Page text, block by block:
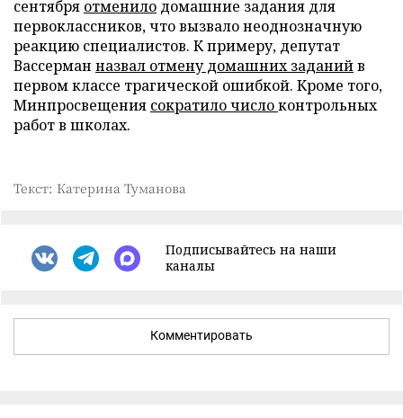
сентября отменило домашние задания для
первоклассников, что вызвало неоднозначную
реакцию специалистов. К примеру, депутат
Вассерман назвал отмену домашних заданийв
первом классе трагической ошибкой. Кроме того,
Минпросвещения сократило числоконтрольных
работ в школах.
Текст: Катерина Туманова
Подписывайтесь на наши
каналы
Комментировать